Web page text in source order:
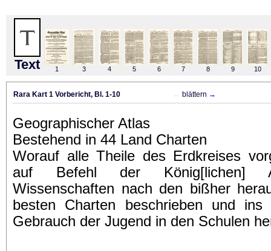
Text 1 3 4 5 6 7 8 9 10
Rara Kart 1 Vorbericht, Bl. 1-10 ← blättern →
Geographischer Atlas
Bestehend in 44 Land Charten
Worauf alle Theile des Erdkreises
auf Befehl der König[lichen]
Wissenschaften nach den bißher
besten Charten beschrieben und ins
Gebrauch der Jugend in den Schulen